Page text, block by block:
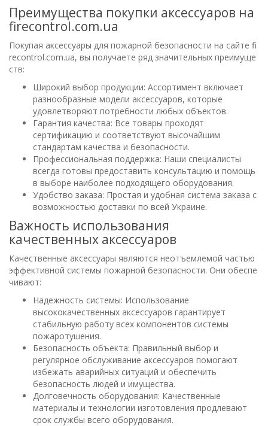
Преимущества покупки аксессуаров на
firecontrol.com.ua
Покупая аксессуары для пожарной безопасности на сайте fi
recontrol.com.ua, вы получаете ряд значительных преимуще
ств:
Широкий выбор продукции: Ассортимент включает
разнообразные модели аксессуаров, которые
удовлетворяют потребности любых объектов.
Гарантия качества: Все товары проходят
сертификацию и соответствуют высочайшим
стандартам качества и безопасности.
Профессиональная поддержка: Наши специалисты
всегда готовы предоставить консультацию и помощь
в выборе наиболее подходящего оборудования.
Удобство заказа: Простая и удобная система заказа с
возможностью доставки по всей Украине.
Важность использования
качественных аксессуаров
Качественные аксессуары являются неотъемлемой частью
эффективной системы пожарной безопасности. Они обеспе
чивают:
Надежность системы: Использование
высококачественных аксессуаров гарантирует
стабильную работу всех компонентов системы
пожаротушения.
Безопасность объекта: Правильный выбор и
регулярное обслуживание аксессуаров помогают
избежать аварийных ситуаций и обеспечить
безопасность людей и имущества.
Долговечность оборудования: Качественные
материалы и технологии изготовления продлевают
срок службы всего оборудования.